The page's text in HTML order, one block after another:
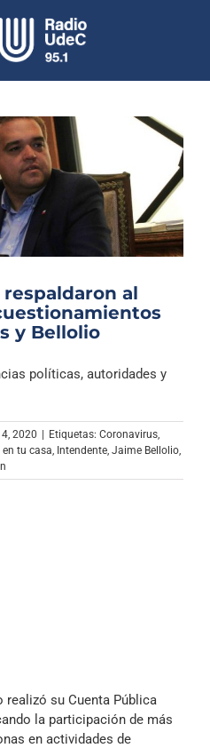
UdeC en vivo
Somos
Clásica
al
y Bellolio
políticas, autoridades y
2020 | Etiquetas: Coronavirus
en tu casa Intendente Jaime Bellolio
realizó su Cuenta Pública
la participación de más
en actividades de